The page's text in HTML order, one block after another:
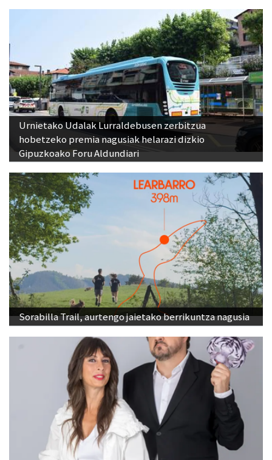
Urnietako Udalak Lurraldebusen zerbitzua
hobetzeko premia nagusiak helarazi dizkio
Gipuzkoako Foru Aldundiari
Sorabilla Trail, aurtengo jaietako berrikuntza nagusia